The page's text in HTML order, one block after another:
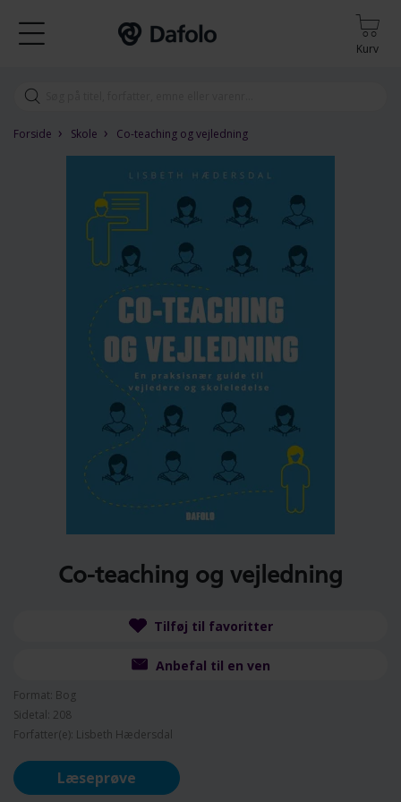
Kurv
Forside › Skole › Co-teaching og vejledning
Co-teaching og vejledning
Tilføj til favoritter
Anbefal til en ven
Format: Bog
Sidetal: 208
Forfatter(e): Lisbeth Hædersdal
Læseprøve